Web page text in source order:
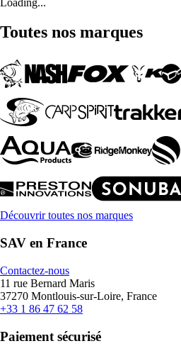
Toutes nos marques
Découvrir toutes nos marques
SAV en France
Contactez-nous
11 rue Bernard Maris
37270 Montlouis-sur-Loire, France
+33 1 86 47 62 58
Paiement sécurisé